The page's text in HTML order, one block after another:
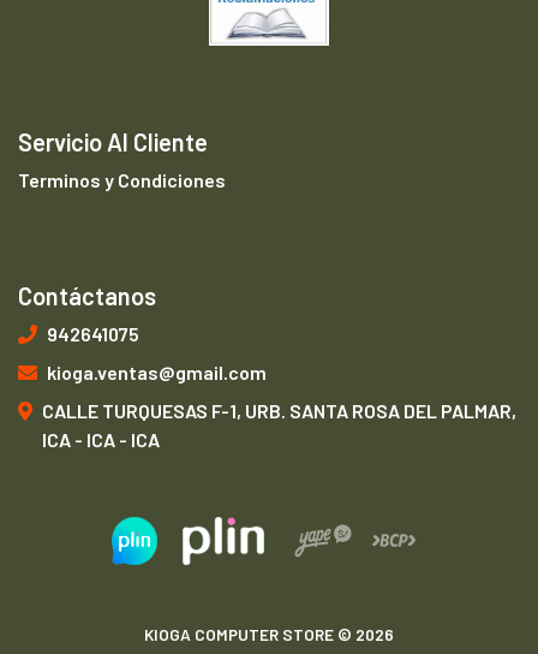
Servicio Al Cliente
Terminos y Condiciones
Contáctanos
942641075
kioga.ventas@gmail.com
CALLE TURQUESAS F-1, URB. SANTA ROSA DEL PALMAR,
ICA - ICA - ICA
KIOGA COMPUTER STORE © 2026